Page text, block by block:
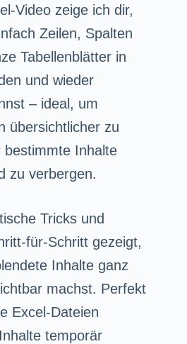
Video zeige ich dir,
Zeilen, Spalten
Tabellenblätter in
und wieder
– ideal, um
übersichtlicher zu
bestimmte Inhalte
zu verbergen.
Tricks und
für-Schritt gezeigt,
Inhalte ganz
machst. Perfekt
Excel-Dateien
temporär